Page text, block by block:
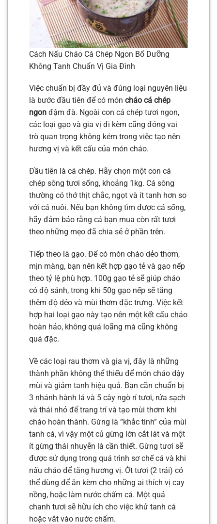
Cách Nấu Cháo Cá Chép Ngon Bổ Dưỡng
Không Tanh Chuẩn Vị Gia Đình
Việc chuẩn bị đầy đủ và đúng loại nguyên liệu
là bước đầu tiên để có món cháo cá chép
ngon đậm đà. Ngoài con cá chép tươi ngon,
các loại gạo và gia vị đi kèm cũng đóng vai
trò quan trọng không kém trong việc tạo nên
hương vị và kết cấu của món cháo.
Đầu tiên là cá chép. Hãy chọn một con cá
chép sông tươi sống, khoảng 1kg. Cá sông
thường có thớ thịt chắc, ngọt và ít tanh hơn so
với cá nuôi. Nếu bạn không tìm được cá sống,
hãy đảm bảo rằng cá bạn mua còn rất tươi
theo những mẹo đã chia sẻ ở phần trên.
Tiếp theo là gạo. Để có món cháo dẻo thơm,
mịn màng, bạn nên kết hợp gạo tẻ và gạo nếp
theo tỷ lệ phù hợp. 100g gạo tẻ sẽ giúp cháo
có độ sánh, trong khi 50g gạo nếp sẽ tăng
thêm độ dẻo và mùi thơm đặc trưng. Việc kết
hợp hai loại gạo này tạo nên một kết cấu cháo
hoàn hảo, không quá loãng mà cũng không
quá đặc.
Về các loại rau thơm và gia vị, đây là những
thành phần không thể thiếu để món cháo dậy
mùi và giảm tanh hiệu quả. Bạn cần chuẩn bị
3 nhánh hành lá và 5 cây ngò rí tươi, rửa sạch
và thái nhỏ để trang trí và tạo mùi thơm khi
cháo hoàn thành. Gừng là “khắc tinh” của mùi
tanh cá, vì vậy một củ gừng lớn cắt lát và một
ít gừng thái nhuyễn là cần thiết. Gừng tươi sẽ
được sử dụng trong quá trình sơ chế cá và khi
nấu cháo để tăng hương vị. Ớt tươi (2 trái) có
thể dùng để ăn kèm cho những ai thích vị cay
nồng, hoặc làm nước chấm cá. Một quả
chanh tươi sẽ hữu ích cho việc khử tanh cá
hoặc vắt vào nước chấm.